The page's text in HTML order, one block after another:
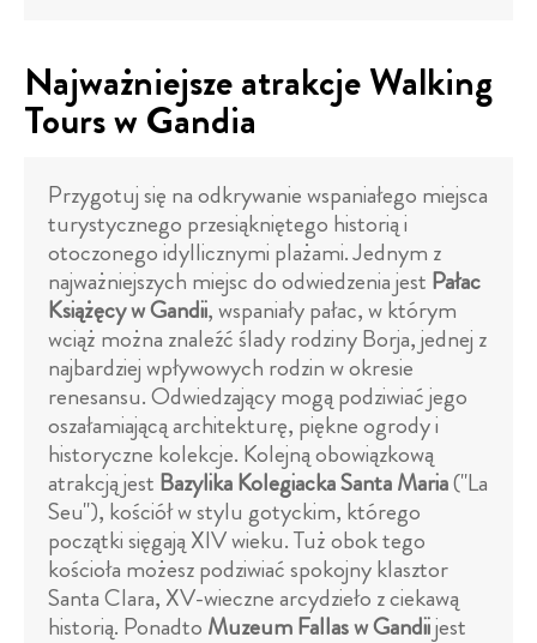
Najważniejsze atrakcje Walking
Tours w Gandia
Przygotuj się na odkrywanie wspaniałego miejsca
turystycznego przesiąkniętego historią i
otoczonego idyllicznymi plażami. Jednym z
najważniejszych miejsc do odwiedzenia jest Pałac
Książęcy w Gandii, wspaniały pałac, w którym
wciąż można znaleźć ślady rodziny Borja, jednej z
najbardziej wpływowych rodzin w okresie
renesansu. Odwiedzający mogą podziwiać jego
oszałamiającą architekturę, piękne ogrody i
historyczne kolekcje. Kolejną obowiązkową
atrakcją jest Bazylika Kolegiacka Santa Maria("La
Seu"), kościół w stylu gotyckim, którego
początki sięgają XIV wieku. Tuż obok tego
kościoła możesz podziwiać spokojny klasztor
Santa Clara, XV-wieczne arcydzieło z ciekawą
historią. Ponadto Muzeum Fallas w Gandiijest